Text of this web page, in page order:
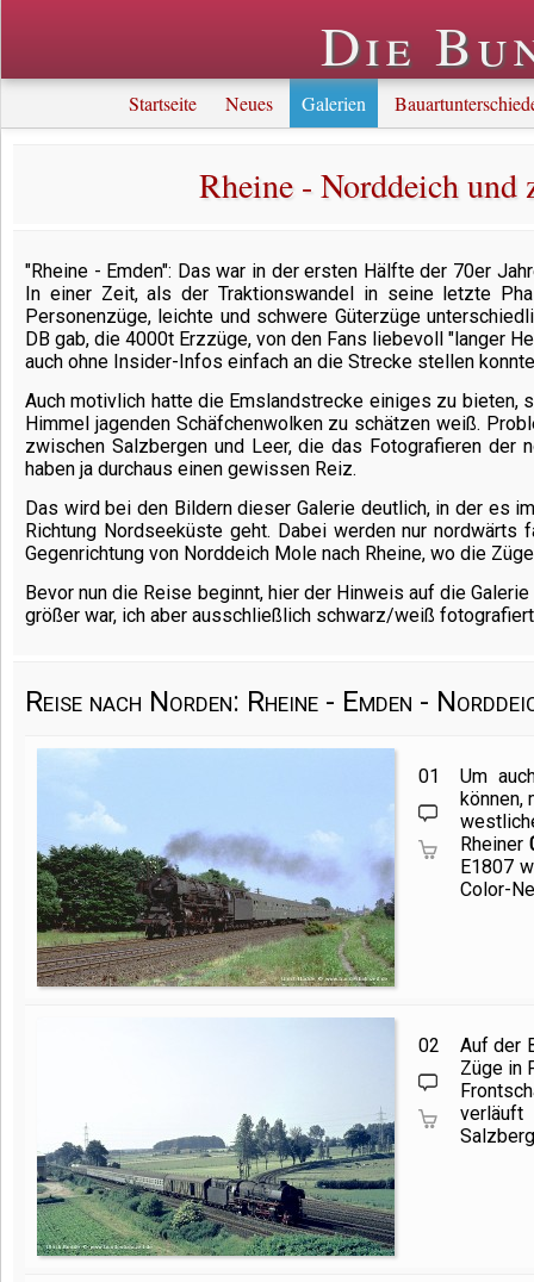
Rheine - Norddeich
"Rheine - Emden": Das war in der ersten Hälfte der 70er
In einer Zeit, als der Traktionswandel in seine letzte
Personenzüge, leichte und schwere Güterzüge
DB gab, die 4000t Erzzüge, von den Fans liebevoll "langer
auch ohne Insider-Infos einfach an die Strecke stellen
Auch motivlich hatte die Emslandstrecke einiges zu bieten,
Himmel jagenden Schäfchenwolken zu schätzen weiß.
zwischen Salzbergen und Leer, die das Fotografieren der
haben ja durchaus einen gewissen Reiz.
Das wird bei den Bildern dieser Galerie deutlich, in der es
Richtung Nordseeküste geht. Dabei werden nur
Gegenrichtung von Norddeich Mole nach Rheine, wo die
Bevor nun die Reise beginnt, hier der Hinweis auf die Galerie
größer war, ich aber ausschließlich schwarz/weiß
Reise nach Norden: Rheine - Emden -
01
Um
können,
Rheiner
E1807
Color-
02
Auf der
Züge in
verläuft
Die
Startseite Neues Galerien